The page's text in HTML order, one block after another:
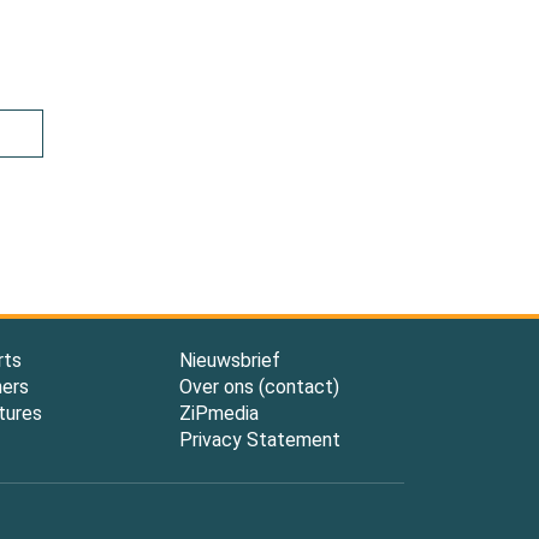
Nieuwsbrief
Over ons (contact)
ZiPmedia
Privacy Statement